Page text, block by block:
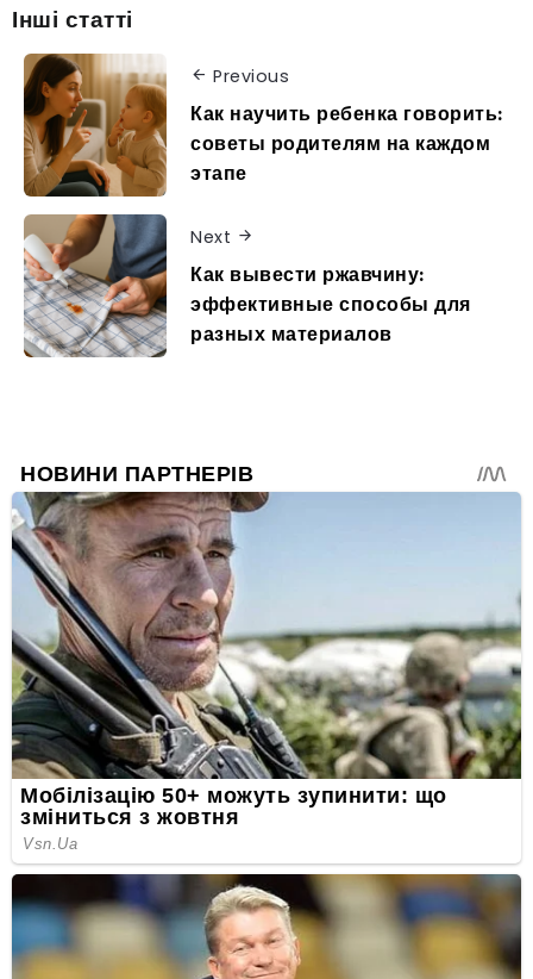
Інші статті
Previous
Как научить ребенка говорить:
советы родителям на каждом
этапе
Next
Как вывести ржавчину:
эффективные способы для
разных материалов